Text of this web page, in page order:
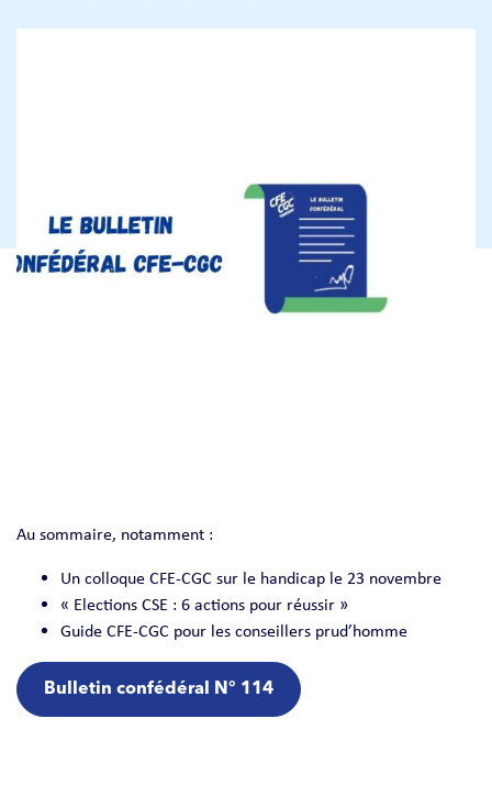
Au sommaire, notamment :
Un colloque CFE-CGC sur le handicap le 23 novembre
« Elections CSE : 6 actions pour réussir »
Guide CFE-CGC pour les conseillers prud’homme
Bulletin confédéral N° 114